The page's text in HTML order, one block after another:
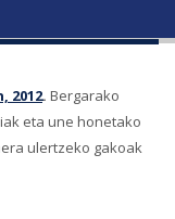
2012. Bergarako
eta une honetako
ulertzeko gakoak